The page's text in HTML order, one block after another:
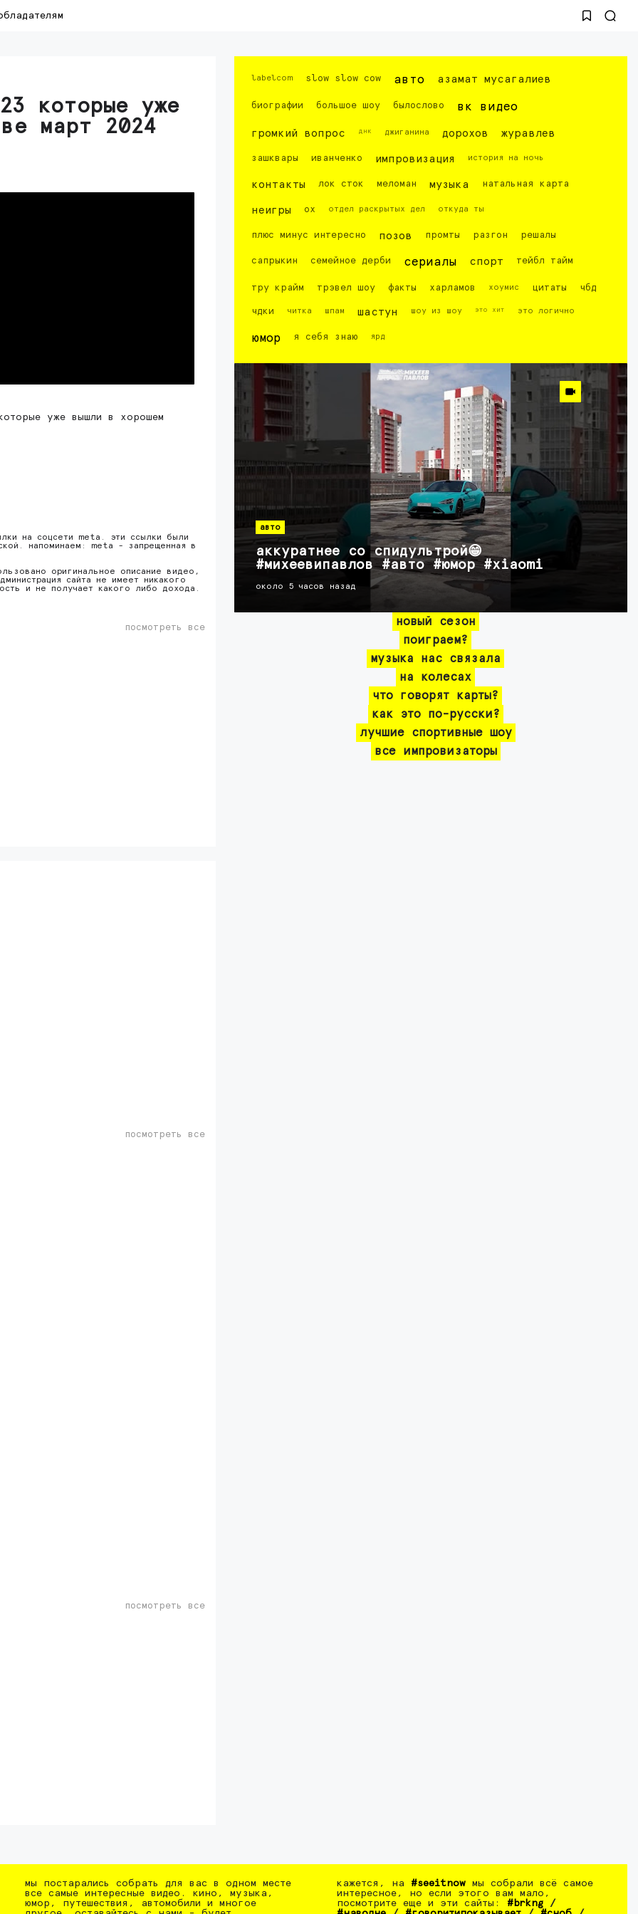
которые уже
март 2024
уже вышли в хорошем
на соцсети meta. эти ссылки были
напоминаем: meta - запрещенная в
оригинальное описание видео,
сайта не имеет никакого
и не получает какого либо дохода.
посмотреть все
посмотреть все
посмотреть все
labelcom slow slow cow авто азамат мусагалиев
биографии большое шоу былослово вк видео
громкий вопрос днк джиганина дорохов журавлев
зашквары иванченко импровизация история на ночь
контакты лок сток меломан музыка натальная карта
неигры ох отдел раскрытых дел откуда ты
плюс минус интересно позов промты разгон решалы
сапрыкин семейное дерби сериалы спорт тейбл тайм
тру крайм трэвел шоу факты харламов хоумис цитаты чбд
чдки читка шпам шастун шоу из шоу это хит это логично
юмор я себя знаю ярд
авто
аккуратнее со спидультрой😁
#михеевипавлов #авто #юмор #xiaomi
около 5 часов назад
новый сезон
поиграем?
музыка нас связала
на колесах
что говорят карты?
как это по-русски?
лучшие спортивные шоу
все импровизаторы
мы постарались собрать для вас в одном месте
все самые интересные видео. кино, музыка,
юмор, путешествия, автомобили и многое
кажется, на #seeitnow мы собрали всё самое
интересное, но если этого вам мало,
посмотрите еще и эти сайты: #brkng /